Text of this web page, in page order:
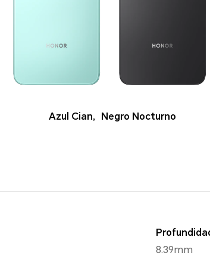
Azul Cian, Negro Nocturno
8.39mm